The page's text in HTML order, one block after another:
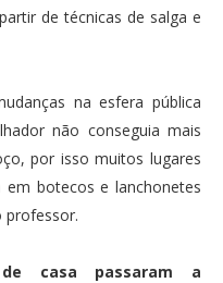
de técnicas de salga e
na esfera pública
não conseguia mais
por isso muitos lugares
em botecos e lanchonetes
professor.
casa passaram a